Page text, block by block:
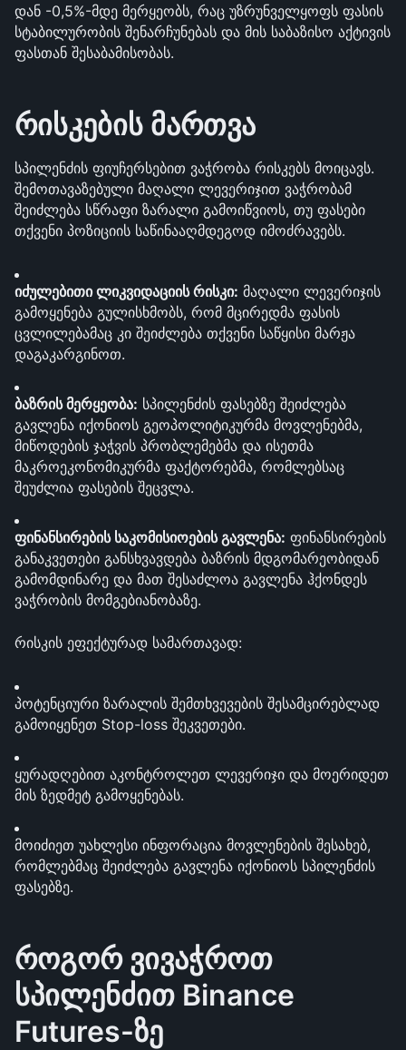
დან -0,5%-მდე მერყეობს, რაც უზრუნველყოფს ფასის
სტაბილურობის შენარჩუნებას და მის საბაზისო აქტივის
ფასთან შესაბამისობას.
რისკების მართვა
სპილენძის ფიუჩერსებით ვაჭრობა რისკებს მოიცავს.
შემოთავაზებული მაღალი ლევერიჯით ვაჭრობამ
შეიძლება სწრაფი ზარალი გამოიწვიოს, თუ ფასები
თქვენი პოზიციის საწინააღმდეგოდ იმოძრავებს.
იძულებითი ლიკვიდაციის რისკი: მაღალი ლევერიჯის
გამოყენება გულისხმობს, რომ მცირედმა ფასის
ცვლილებამაც კი შეიძლება თქვენი საწყისი მარჟა
დაგაკარგინოთ.
ბაზრის მერყეობა: სპილენძის ფასებზე შეიძლება
გავლენა იქონიოს გეოპოლიტიკურმა მოვლენებმა,
მიწოდების ჯაჭვის პრობლემებმა და ისეთმა
მაკროეკონომიკურმა ფაქტორებმა, რომლებსაც
შეუძლია ფასების შეცვლა.
ფინანსირების საკომისიოების გავლენა: ფინანსირების
განაკვეთები განსხვავდება ბაზრის მდგომარეობიდან
გამომდინარე და მათ შესაძლოა გავლენა ჰქონდეს
ვაჭრობის მომგებიანობაზე.
რისკის ეფექტურად სამართავად:
პოტენციური ზარალის შემთხვევების შესამცირებლად
გამოიყენეთ Stop-loss შეკვეთები.
ყურადღებით აკონტროლეთ ლევერიჯი და მოერიდეთ
მის ზედმეტ გამოყენებას.
მოიძიეთ უახლესი ინფორაცია მოვლენების შესახებ,
რომლებმაც შეიძლება გავლენა იქონიოს სპილენძის
ფასებზე.
როგორ ვივაჭროთ
სპილენძით Binance
Futures-ზე